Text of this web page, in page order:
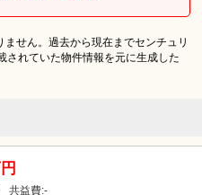
せん。過去から現在までセンチュリ
されていた物件情報を元に生成した
-